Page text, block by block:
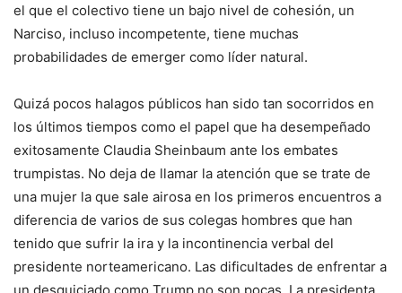
el que el colectivo tiene un bajo nivel de cohesión, un
Narciso, incluso incompetente, tiene muchas
probabilidades de emerger como líder natural.
Quizá pocos halagos públicos han sido tan socorridos en
los últimos tiempos como el papel que ha desempeñado
exitosamente Claudia Sheinbaum ante los embates
trumpistas. No deja de llamar la atención que se trate de
una mujer la que sale airosa en los primeros encuentros a
diferencia de varios de sus colegas hombres que han
tenido que sufrir la ira y la incontinencia verbal del
presidente norteamericano. Las dificultades de enfrentar a